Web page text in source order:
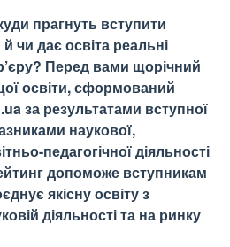
прагнуть вступити
чи дає освіта реальні
Перед вами щорічний
освіти, сформований
за результатами вступної
наукової,
педагогічної діяльності
допоможе вступникам
якісну освіту з
діяльності та на ринку